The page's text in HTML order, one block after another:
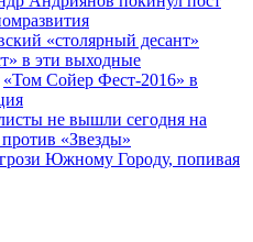
«столярный десант»
в эти выходные
«Том Сойер Фест-2016» в
не вышли сегодня на
«Звезды»
Южному Городу, попивая